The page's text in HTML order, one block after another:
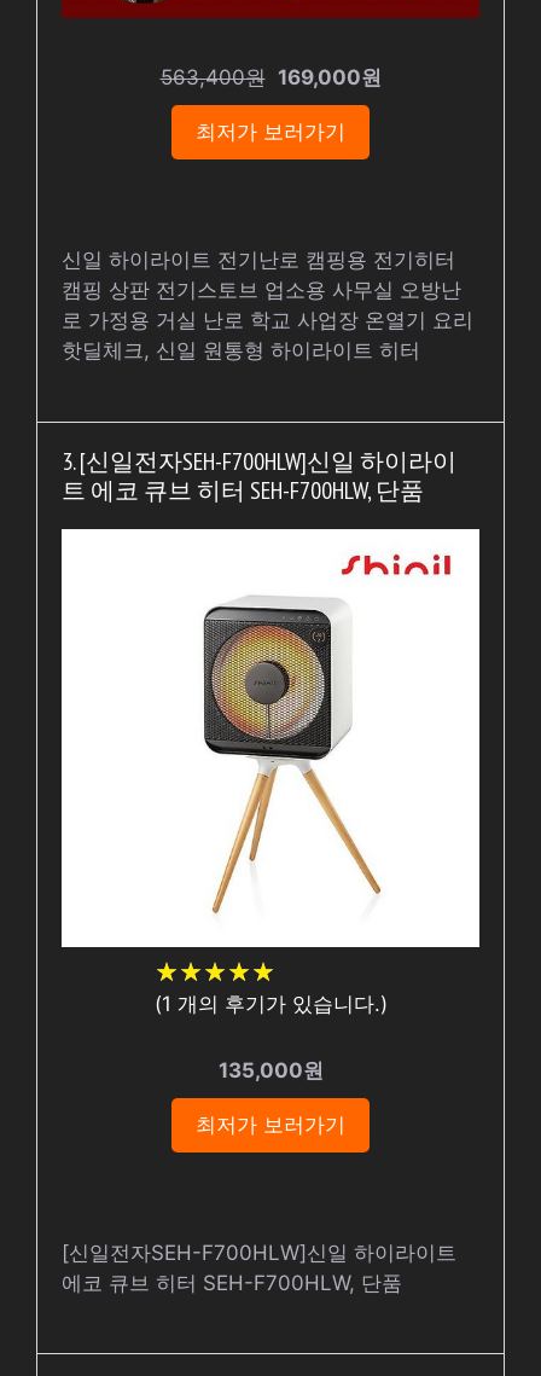
563,400원 169,000원
최저가 보러가기
신일 하이라이트 전기난로 캠핑용 전기히터
캠핑 상판 전기스토브 업소용 사무실 오방난
로 가정용 거실 난로 학교 사업장 온열기 요리
핫딜체크, 신일 원통형 하이라이트 히터
3. [신일전자SEH-F700HLW]신일 하이라이
트 에코 큐브 히터 SEH-F700HLW, 단품
★★★★★
★★★★★
(1 개의 후기가 있습니다.)
135,000원
최저가 보러가기
[신일전자SEH-F700HLW]신일 하이라이트
에코 큐브 히터 SEH-F700HLW, 단품